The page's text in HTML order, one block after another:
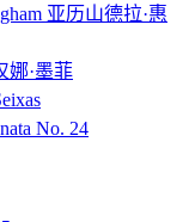
亚历山德拉·惠
娜·墨菲
No. 24